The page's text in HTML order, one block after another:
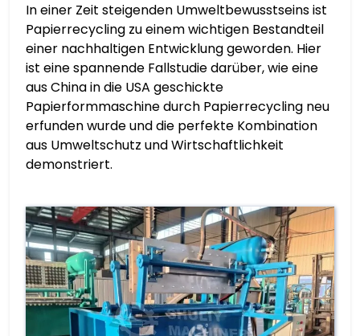
In einer Zeit steigenden Umweltbewusstseins ist
Papierrecycling zu einem wichtigen Bestandteil
einer nachhaltigen Entwicklung geworden. Hier
ist eine spannende Fallstudie darüber, wie eine
aus China in die USA geschickte
Papierformmaschine durch Papierrecycling neu
erfunden wurde und die perfekte Kombination
aus Umweltschutz und Wirtschaftlichkeit
demonstriert.